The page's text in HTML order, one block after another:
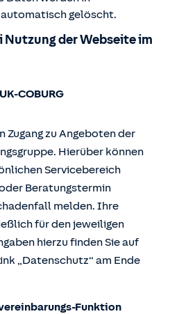
gelöscht.
der Webseite im
COBURG
zu Angeboten der
Hierüber können
Servicebereich
Beratungstermin
melden. Ihre
für den jeweiligen
hierzu finden Sie auf
„Datenschutz“ am Ende
Funktion